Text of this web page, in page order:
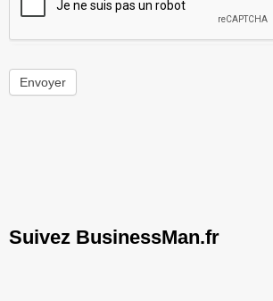
Envoyer
Suivez BusinessMan.fr